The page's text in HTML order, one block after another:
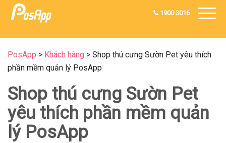
1900 3016
PosApp > Khách hàng > Shop thú cưng Sườn Pet yêu thích
phần mềm quản lý PosApp
Shop thú cưng Sườn Pet
yêu thích phần mềm quản
lý PosApp